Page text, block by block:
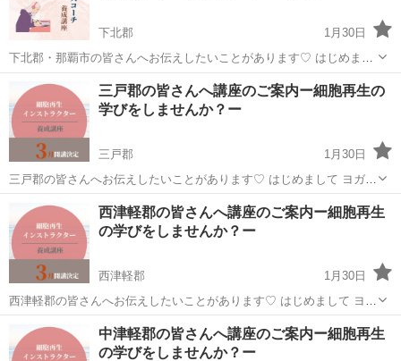
下北郡
1月30日
下北郡・那覇市の皆さんへお伝えしたいことがあります♡ はじめまし
て ヨガインストラクターのハルナです🧘‍♀️ 私が細胞再生の学びをした
キッカケは産後に一気に上がった 健康意識ですが 学ぶにつれて...
青森 下北郡 生活知識
三戸郡の皆さんへ講座のご案内ー細胞再生の
学びをしませんか？ー
三戸郡
1月30日
三戸郡の皆さんへお伝えしたいことがあります♡ はじめまして ヨガイ
ンストラクターのハルナです 私が細胞再生の学びをした キッカケは産
後に一気に上がった 健康意識ですが 学ぶにつれて分かったことが ...
青森 三戸郡 生活知識 講座
西津軽郡の皆さんへ講座のご案内ー細胞再生
の学びをしませんか？ー
西津軽郡
1月30日
西津軽郡の皆さんへお伝えしたいことがあります♡ はじめまして ヨガ
インストラクターのハルナです 私が細胞再生の学びをした キッカケは
産後に一気に上がった 健康意識ですが 学ぶにつれて分かったことが...
青森 西津軽郡 生活知識
中津軽郡の皆さんへ講座のご案内ー細胞再生
の学びをしませんか？ー